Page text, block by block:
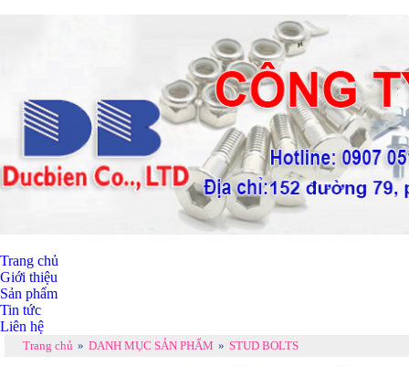
Trang chủ
Giới thiệu
Sản phẩm
Tin tức
Liên hệ
Trang chủ » DANH MỤC SẢN PHẨM » STUD BOLTS